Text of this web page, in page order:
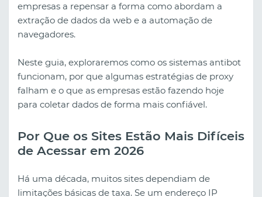
empresas a repensar a forma como abordam a
extração de dados da web e a automação de
navegadores.
Neste guia, exploraremos como os sistemas antibot
funcionam, por que algumas estratégias de proxy
falham e o que as empresas estão fazendo hoje
para coletar dados de forma mais confiável.
Por Que os Sites Estão Mais Difíceis
de Acessar em 2026
Há uma década, muitos sites dependiam de
limitações básicas de taxa. Se um endereço IP